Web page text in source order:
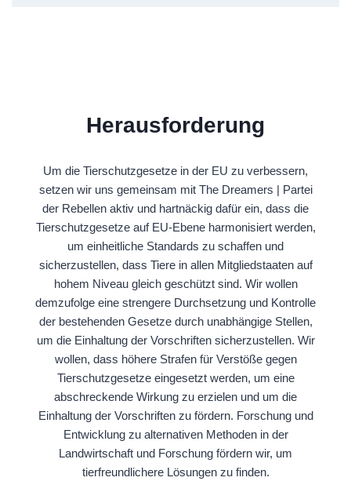
Herausforderung
Um die Tierschutzgesetze in der EU zu verbessern,
setzen wir uns gemeinsam mit The Dreamers | Partei
der Rebellen aktiv und hartnäckig dafür ein, dass die
Tierschutzgesetze auf EU-Ebene harmonisiert werden,
um einheitliche Standards zu schaffen und
sicherzustellen, dass Tiere in allen Mitgliedstaaten auf
hohem Niveau gleich geschützt sind. Wir wollen
demzufolge eine strengere Durchsetzung und Kontrolle
der bestehenden Gesetze durch unabhängige Stellen,
um die Einhaltung der Vorschriften sicherzustellen. Wir
wollen, dass höhere Strafen für Verstöße gegen
Tierschutzgesetze eingesetzt werden, um eine
abschreckende Wirkung zu erzielen und um die
Einhaltung der Vorschriften zu fördern. Forschung und
Entwicklung zu alternativen Methoden in der
Landwirtschaft und Forschung fördern wir, um
tierfreundlichere Lösungen zu finden.